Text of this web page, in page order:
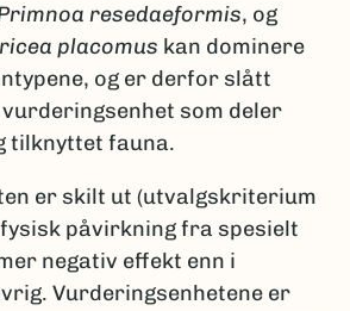
resedaeformis, og
placomus kan dominere
og er derfor slått
som deler
tilknyttet fauna.
er skilt ut (utvalgskriterium
fysisk påvirkning fra spesielt
negativ effekt enn i
Vurderingsenhetene er